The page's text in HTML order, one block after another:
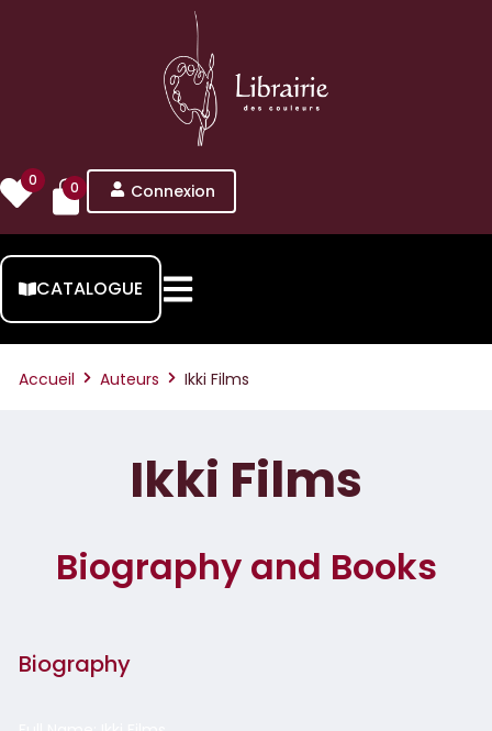
0 0 Connexion
CATALOGUE
Accueil Auteurs Ikki Films
Ikki Films
Biography and Books
Biography